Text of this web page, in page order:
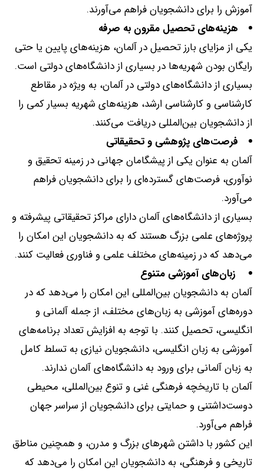
آموزش را برای دانشجویان فراهم می‌آورند.
هزینه‌های تحصیل مقرون به صرفه
یکی از مزایای بارز تحصیل در آلمان، هزینه‌های پایین یا حتی
رایگان بودن شهریه‌ها در بسیاری از دانشگاه‌های دولتی است.
بسیاری از دانشگاه‌های دولتی در آلمان، به ویژه در مقاطع
کارشناسی و کارشناسی ارشد، هزینه‌های شهریه بسیار کمی را
از دانشجویان بین‌المللی دریافت می‌کنند.
فرصت‌های پژوهشی و تحقیقاتی
آلمان به عنوان یکی از پیشگامان جهانی در زمینه تحقیق و
نوآوری، فرصت‌های گسترده‌ای را برای دانشجویان فراهم
می‌آورد.
بسیاری از دانشگاه‌های آلمان دارای مراکز تحقیقاتی پیشرفته و
پروژه‌های علمی بزرگ هستند که به دانشجویان این امکان را
می‌دهد که در زمینه‌های مختلف علمی و فناوری فعالیت کنند.
زبان‌های آموزشی متنوع
آلمان به دانشجویان بین‌المللی این امکان را می‌دهد که در
دوره‌های آموزشی به زبان‌های مختلف، از جمله آلمانی و
انگلیسی، تحصیل کنند. با توجه به افزایش تعداد برنامه‌های
آموزشی به زبان انگلیسی، دانشجویان نیازی به تسلط کامل
به زبان آلمانی برای ورود به دانشگاه‌های آلمان ندارند.
آلمان با تاریخچه فرهنگی غنی و تنوع بین‌المللی، محیطی
دوست‌داشتنی و حمایتی برای دانشجویان از سراسر جهان
فراهم می‌آورد.
این کشور با داشتن شهرهای بزرگ و مدرن، و همچنین مناطق
تاریخی و فرهنگی، به دانشجویان این امکان را می‌دهد که